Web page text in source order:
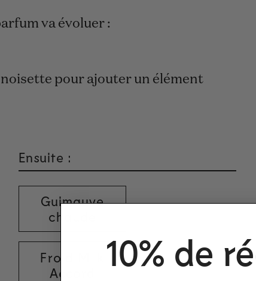
va évoluer :
pour ajouter un élément
Ensuite :
Guimauve
chaude
Froid Milk
Accord
10% de